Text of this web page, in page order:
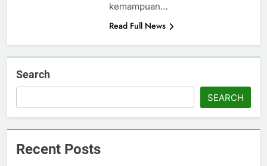
kemampuan…
Read Full News
Search
SEARCH
Recent Posts